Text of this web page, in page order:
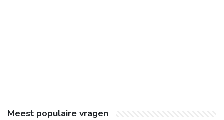
Meest populaire vragen